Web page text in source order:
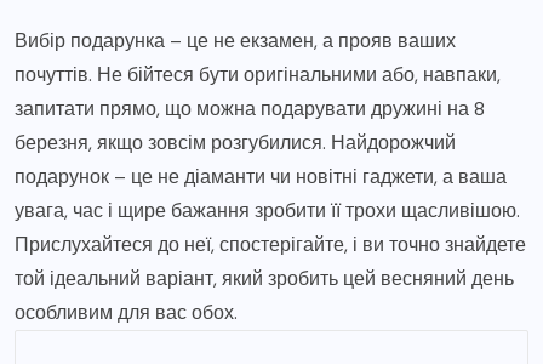
Вибір подарунка – це не екзамен, а прояв ваших
почуттів. Не бійтеся бути оригінальними або, навпаки,
запитати прямо, що можна подарувати дружині на 8
березня, якщо зовсім розгубилися. Найдорожчий
подарунок – це не діаманти чи новітні гаджети, а ваша
увага, час і щире бажання зробити її трохи щасливішою.
Прислухайтеся до неї, спостерігайте, і ви точно знайдете
той ідеальний варіант, який зробить цей весняний день
особливим для вас обох.